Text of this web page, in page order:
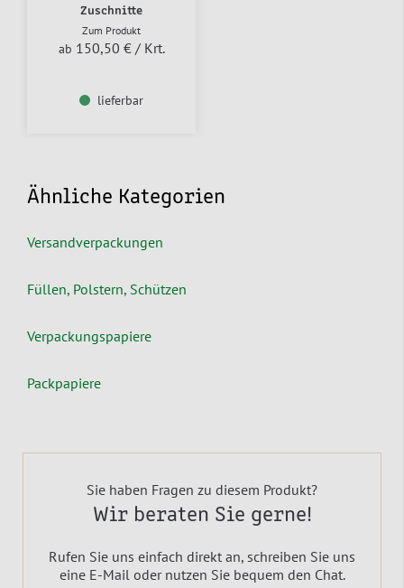
Zuschnitte
Zum Produkt
ab 150,50 € / Krt.
lieferbar
Ähnliche Kategorien
Versandverpackungen
Füllen, Polstern, Schützen
Verpackungspapiere
Packpapiere
Sie haben Fragen zu diesem Produkt?
Wir beraten Sie gerne!
Rufen Sie uns einfach direkt an, schreiben Sie uns
eine E-Mail oder nutzen Sie bequem den Chat.